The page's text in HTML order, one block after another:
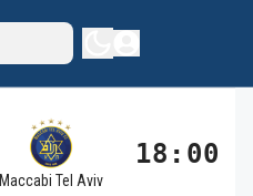
Maccabi Tel Aviv
18:00